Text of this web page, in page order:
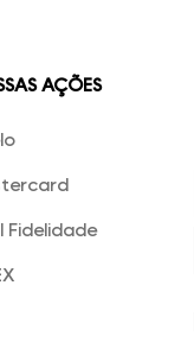
AÇÕES
Fidelidade